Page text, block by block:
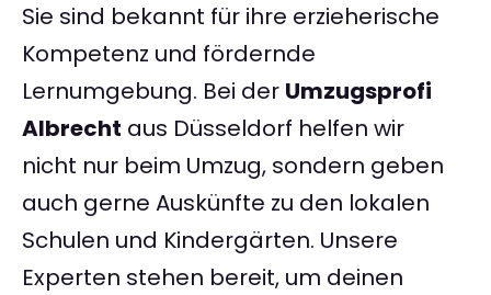
Sie sind bekannt für ihre erzieherische
Kompetenz und fördernde
Lernumgebung. Bei der Umzugsprofi
Albrecht aus Düsseldorf helfen wir
nicht nur beim Umzug, sondern geben
auch gerne Auskünfte zu den lokalen
Schulen und Kindergärten. Unsere
Experten stehen bereit, um deinen